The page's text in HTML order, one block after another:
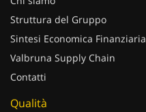
Struttura del Gruppo
Sintesi Economica Finanziaria
Valbruna Supply Chain
Contatti
Qualità